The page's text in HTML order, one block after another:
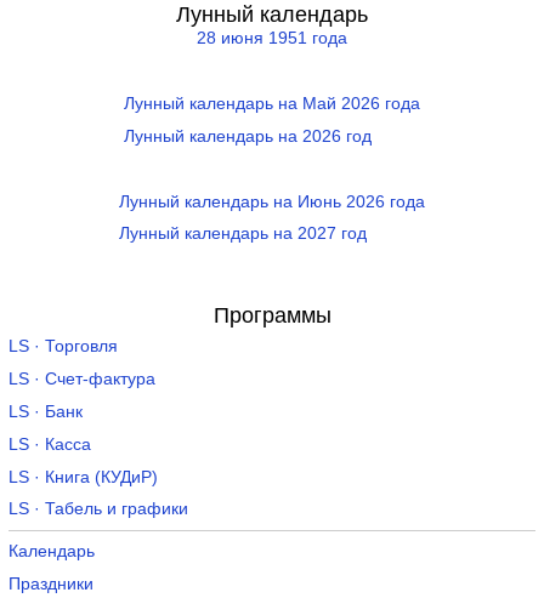
Лунный календарь
28 июня 1951 года
Лунный календарь на Май 2026 года
Лунный календарь на 2026 год
Лунный календарь на Июнь 2026 года
Лунный календарь на 2027 год
Программы
LS · Торговля
LS · Счет-фактура
LS · Банк
LS · Касса
LS · Книга (КУДиР)
LS · Табель и графики
Календарь
Праздники